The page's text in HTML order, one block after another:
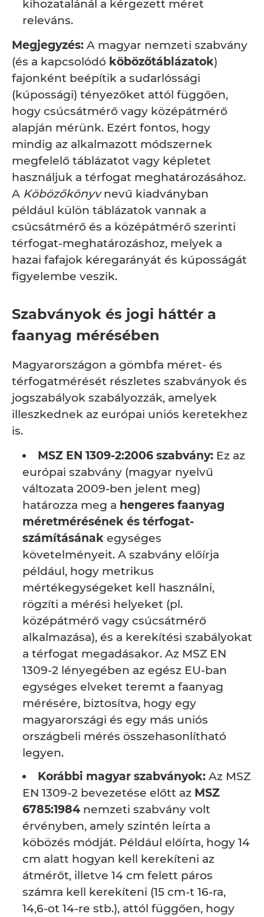
kihozatalánál a kérgezett méret
releváns.
Megjegyzés: A magyar nemzeti szabvány
(és a kapcsolódó köbözőtáblázatok)
fajonként beépítik a sudarlóssági
(kúpossági) tényezőket attól függően,
hogy csúcsátmérő vagy középátmérő
alapján mérünk. Ezért fontos, hogy
mindig az alkalmazott módszernek
megfelelő táblázatot vagy képletet
használjuk a térfogat meghatározásához.
A Köbözőkönyvnevű kiadványban
például külön táblázatok vannak a
csúcsátmérő és a középátmérő szerinti
térfogat-meghatározáshoz, melyek a
hazai fafajok kéregarányát és kúposságát
figyelembe veszik.
Szabványok és jogi háttér a
faanyag mérésében
Magyarországon a gömbfa méret- és
térfogatmérését részletes szabványok és
jogszabályok szabályozzák, amelyek
illeszkednek az európai uniós keretekhez
is.
MSZ EN 1309-2:2006 szabvány: Ez az
európai szabvány (magyar nyelvű
változata 2009-ben jelent meg)
határozza meg a hengeres faanyag
méretmérésének és térfogat-
számításának egységes
követelményeit. A szabvány előírja
például, hogy metrikus
mértékegységeket kell használni,
rögzíti a mérési helyeket (pl.
középátmérő vagy csúcsátmérő
alkalmazása), és a kerekítési szabályokat
a térfogat megadásakor. Az MSZ EN
1309-2 lényegében az egész EU-ban
egységes elveket teremt a faanyag
mérésére, biztosítva, hogy egy
magyarországi és egy más uniós
országbeli mérés összehasonlítható
legyen.
Korábbi magyar szabványok: Az MSZ
EN 1309-2 bevezetése előtt az MSZ
6785:1984 nemzeti szabvány volt
érvényben, amely szintén leírta a
köbözés módját. Például előírta, hogy 14
cm alatt hogyan kell kerekíteni az
átmérőt, illetve 14 cm felett páros
számra kell kerekíteni (15 cm-t 16-ra,
14,6-ot 14-re stb.), attól függően, hogy